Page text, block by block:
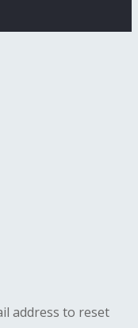
address to reset